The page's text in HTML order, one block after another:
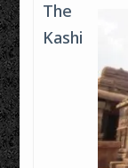
The
Kashi